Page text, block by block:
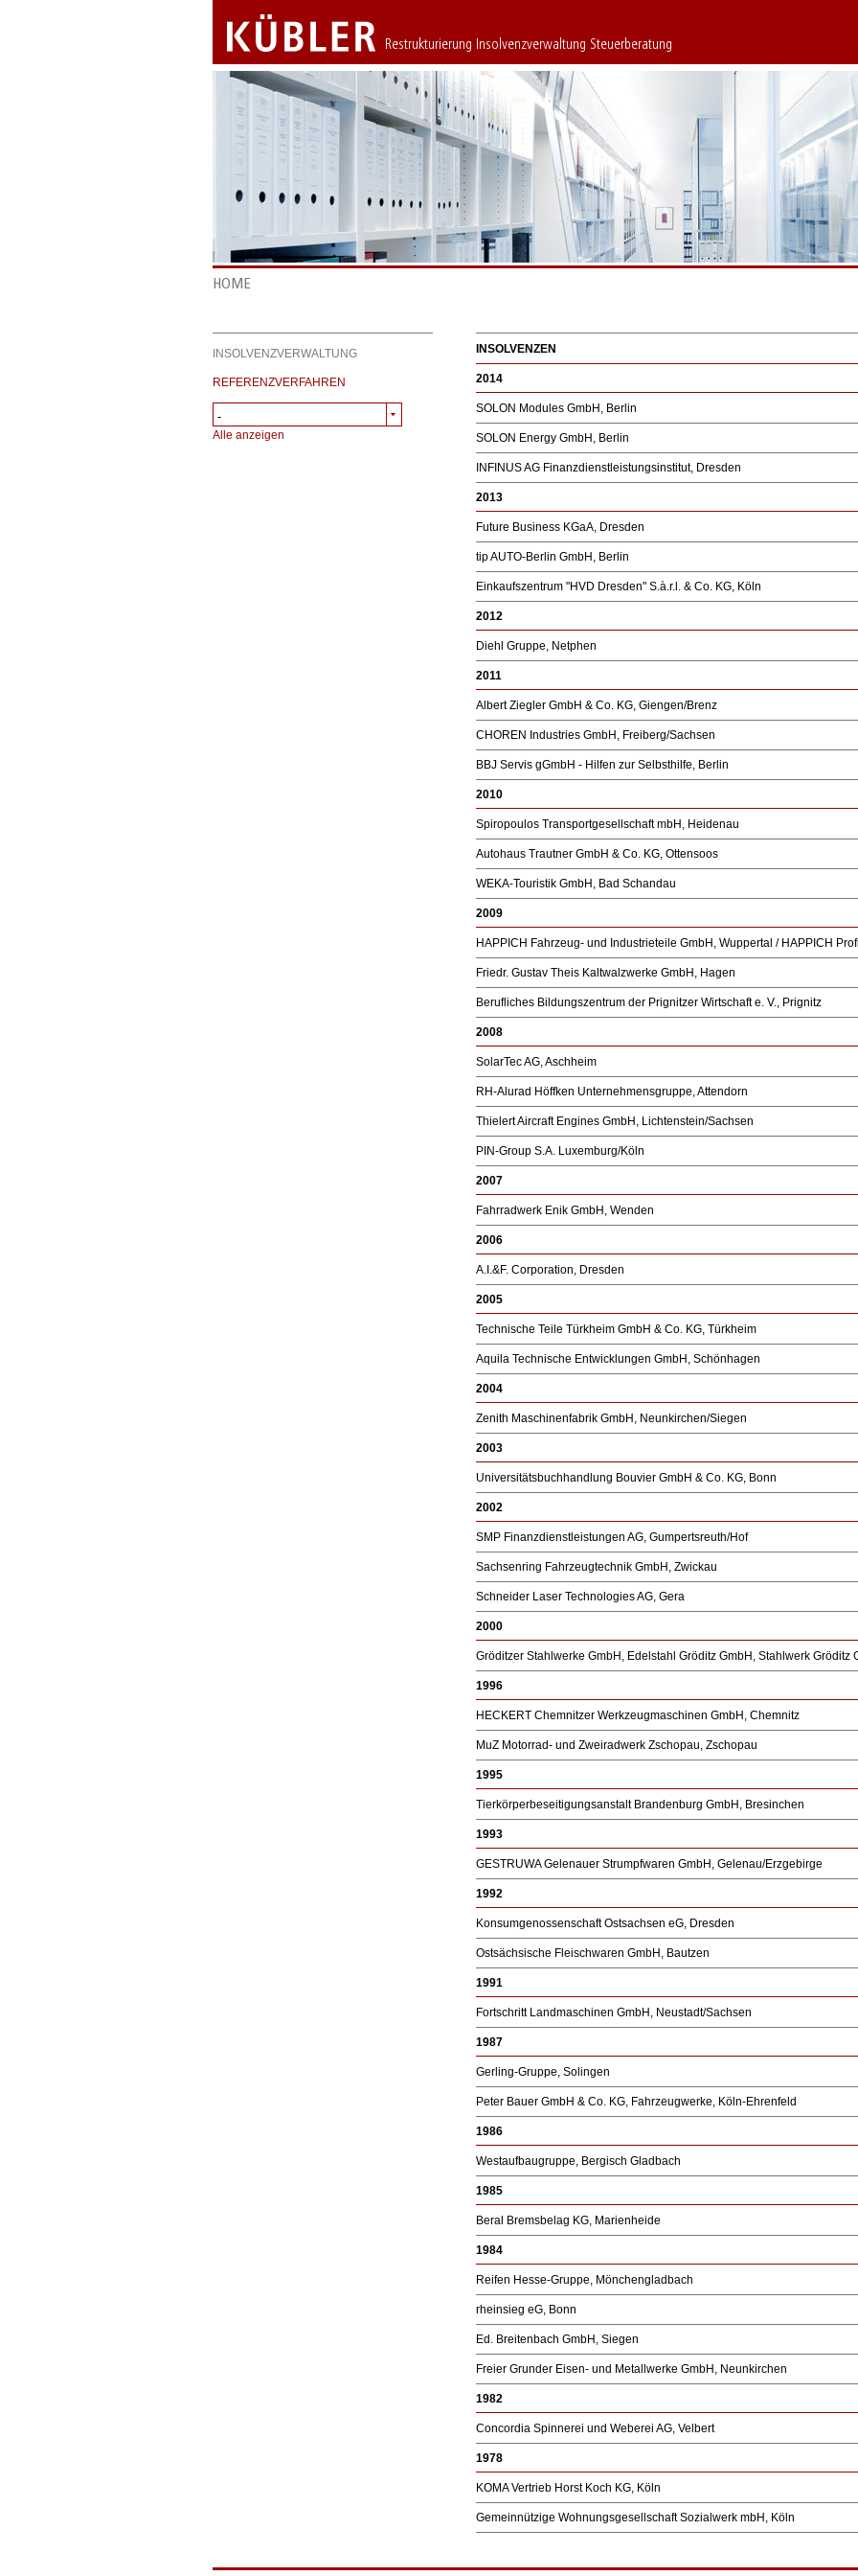
Restrukturierung Insolvenzverwaltung Steuerberatung
HOME
INSOLVENZVERWALTUNG
REFERENZVERFAHREN
Alle anzeigen
INSOLVENZEN
2014
SOLON Modules GmbH, Berlin
SOLON Energy GmbH, Berlin
INFINUS AG Finanzdienstleistungsinstitut, Dresden
2013
Future Business KGaA, Dresden
tip AUTO-Berlin GmbH, Berlin
Einkaufszentrum "HVD Dresden" S.à.r.l. & Co. KG, Köln
2012
Diehl Gruppe, Netphen
2011
Albert Ziegler GmbH & Co. KG, Giengen/Brenz
CHOREN Industries GmbH, Freiberg/Sachsen
BBJ Servis gGmbH - Hilfen zur Selbsthilfe, Berlin
2010
Spiropoulos Transportgesellschaft mbH, Heidenau
Autohaus Trautner GmbH & Co. KG, Ottensoos
WEKA-Touristik GmbH, Bad Schandau
2009
HAPPICH Fahrzeug- und Industrieteile GmbH, Wuppertal / HAPPICH
Friedr. Gustav Theis Kaltwalzwerke GmbH, Hagen
Berufliches Bildungszentrum der Prignitzer Wirtschaft e. V., Prignitz
2008
SolarTec AG, Aschheim
RH-Alurad Höffken Unternehmensgruppe, Attendorn
Thielert Aircraft Engines GmbH, Lichtenstein/Sachsen
PIN-Group S.A. Luxemburg/Köln
2007
Fahrradwerk Enik GmbH, Wenden
2006
A.I.&F. Corporation, Dresden
2005
Technische Teile Türkheim GmbH & Co. KG, Türkheim
Aquila Technische Entwicklungen GmbH, Schönhagen
2004
Zenith Maschinenfabrik GmbH, Neunkirchen/Siegen
2003
Universitätsbuchhandlung Bouvier GmbH & Co. KG, Bonn
2002
SMP Finanzdienstleistungen AG, Gumpertsreuth/Hof
Sachsenring Fahrzeugtechnik GmbH, Zwickau
Schneider Laser Technologies AG, Gera
2000
Gröditzer Stahlwerke GmbH, Edelstahl Gröditz GmbH, Stahlwerk Gröditz
1996
HECKERT Chemnitzer Werkzeugmaschinen GmbH, Chemnitz
MuZ Motorrad- und Zweiradwerk Zschopau, Zschopau
1995
Tierkörperbeseitigungsanstalt Brandenburg GmbH, Bresinchen
1993
GESTRUWA Gelenauer Strumpfwaren GmbH, Gelenau/Erzgebirge
1992
Konsumgenossenschaft Ostsachsen eG, Dresden
Ostsächsische Fleischwaren GmbH, Bautzen
1991
Fortschritt Landmaschinen GmbH, Neustadt/Sachsen
1987
Gerling-Gruppe, Solingen
Peter Bauer GmbH & Co. KG, Fahrzeugwerke, Köln-Ehrenfeld
1986
Westaufbaugruppe, Bergisch Gladbach
1985
Beral Bremsbelag KG, Marienheide
1984
Reifen Hesse-Gruppe, Mönchengladbach
rheinsieg eG, Bonn
Ed. Breitenbach GmbH, Siegen
Freier Grunder Eisen- und Metallwerke GmbH, Neunkirchen
1982
Concordia Spinnerei und Weberei AG, Velbert
1978
KOMA Vertrieb Horst Koch KG, Köln
Gemeinnützige Wohnungsgesellschaft Sozialwerk mbH, Köln